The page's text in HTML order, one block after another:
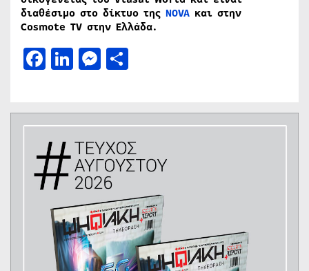
διαθέσιμο στο δίκτυο της NOVA και στην
Cosmote TV στην Ελλάδα.
Facebook
LinkedIn
Messenger